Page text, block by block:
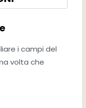
i campi del
volta che